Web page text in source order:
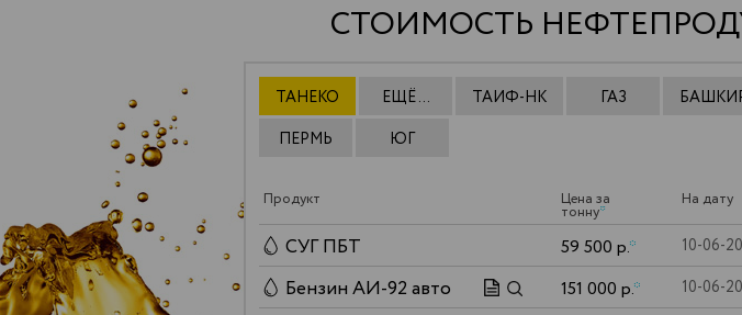
СТОИМОСТЬ
ТАНЕКО ЕЩЁ ... ТАИФ-НК ГАЗ
ПЕРМЬ
ЮГ
Продукт Цена за
тонну*
На дату
СУГ ПБТ 59 500 р.* 10-06-
Бензин АИ-92 авто 151 000 р.* 10-06-